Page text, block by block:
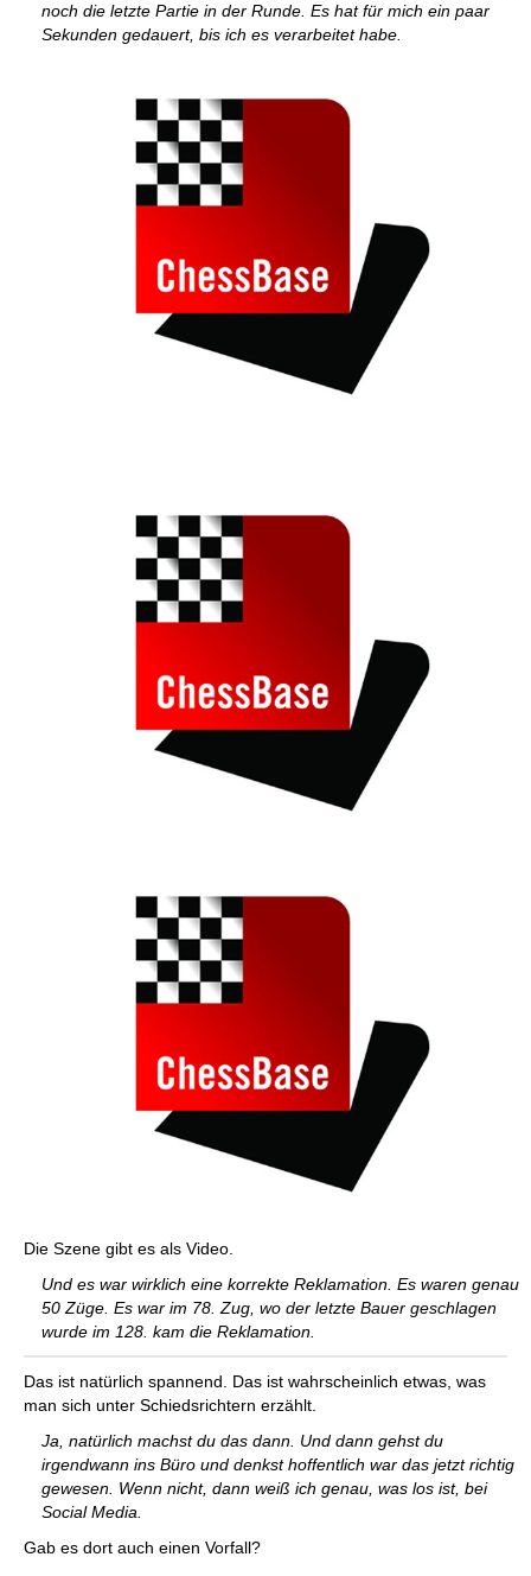
noch die letzte Partie in der Runde. Es hat für mich ein paar
Sekunden gedauert, bis ich es verarbeitet habe.
Die Szene gibt es als Video.
Und es war wirklich eine korrekte Reklamation. Es waren genau
50 Züge. Es war im 78. Zug, wo der letzte Bauer geschlagen
wurde im 128. kam die Reklamation.
Das ist natürlich spannend. Das ist wahrscheinlich etwas, was
man sich unter Schiedsrichtern erzählt.
Ja, natürlich machst du das dann. Und dann gehst du
irgendwann ins Büro und denkst hoffentlich war das jetzt richtig
gewesen. Wenn nicht, dann weiß ich genau, was los ist, bei
Social Media.
Gab es dort auch einen Vorfall?